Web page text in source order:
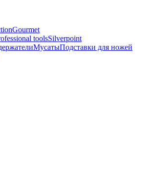
Gourmet
toolsSilverpoint
МусатыПодставки для ножей